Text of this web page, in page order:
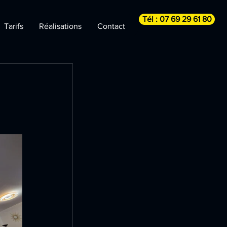
Tarifs Réalisations Contact
Tél : 07 69 29 61 80